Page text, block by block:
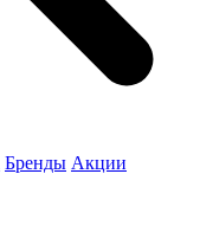
Бренды Акции